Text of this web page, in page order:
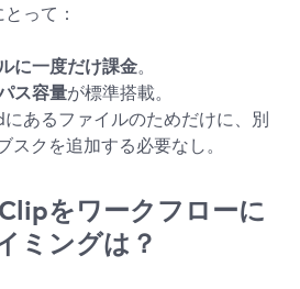
って：
に一度だけ課金。
ス容量が標準搭載。
あるファイルのためだけに、別
スクを追加する必要なし。
をワークフローに
ミングは？